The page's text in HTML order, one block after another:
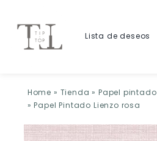
Lista de deseos
Home » Tienda » Papel pintado
»Papel Pintado Lienzo rosa